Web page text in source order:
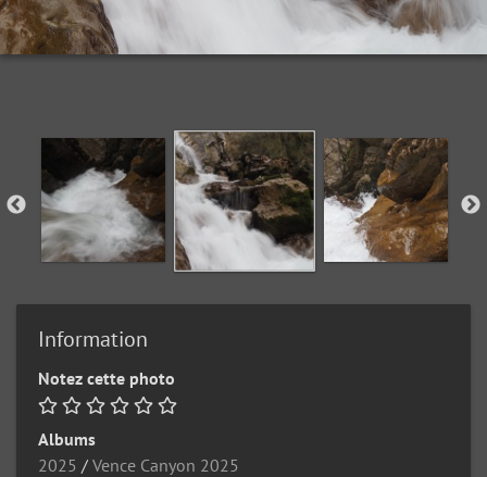
Information
Notez cette photo
Albums
2025 / Vence Canyon 2025